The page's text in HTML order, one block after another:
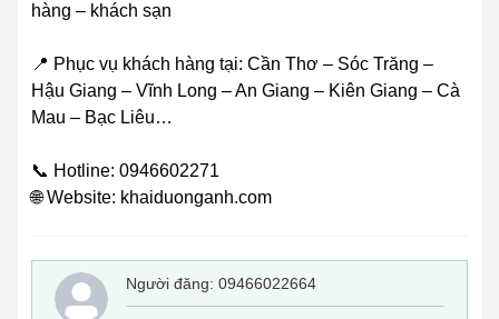
hàng – khách sạn
📍 Phục vụ khách hàng tại: Cần Thơ – Sóc Trăng –
Hậu Giang – Vĩnh Long – An Giang – Kiên Giang – Cà
Mau – Bạc Liêu…
📞 Hotline: 0946602271
🌐 Website: khaiduonganh.com
Người đăng: 09466022664